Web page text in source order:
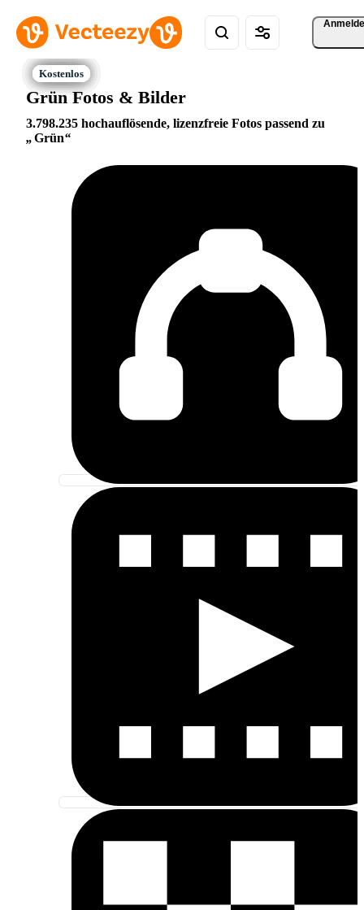
Grün Fotos & Bilder
3.798.235 hochauflösende, lizenzfreie Fotos passend zu
Grün